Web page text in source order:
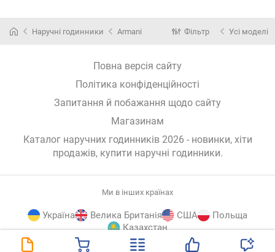
Наручні годинники Armani Фільтр Усі моделі
Повна версія сайту
Політика конфіденційності
Запитання й побажання щодо сайту
Магазинам
Каталог наручних годинників 2026 - новинки, хіти
продажів, купити наручні годинники.
Ми в інших країнах
Україна Велика Британія США
Польща
Казахстан